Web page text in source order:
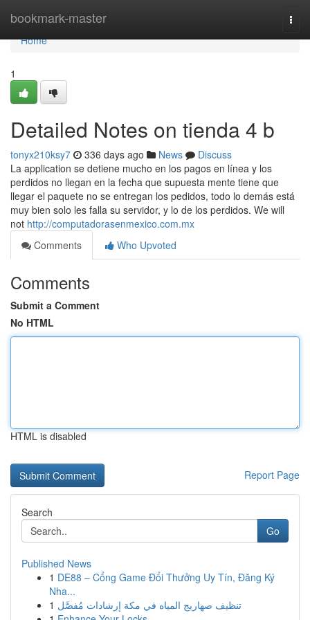
bookmark-master
Home
Home
1
Detailed Notes on tienda 4 b
tonyx210ksy7 336 days ago News
Discuss
La application se detiene mucho en los pagos en línea y los
perdidos no llegan en la fecha que supuesta mente tiene que
llegar el paquete no se entregan los pedidos, todo lo demás está
muy bien solo les falla su servidor, y lo de los perdidos. We will
not http://computadorasenmexico.com.mx
Comments
Who Upvoted
Comments
Submit a Comment
No HTML
HTML is disabled
Report Page
Search
Go
Published News
1 DE88 – Cổng Game Đổi Thưởng Uy Tín, Đăng Ký
Nha...
1 تنظيف صهاريج المياه في مكة إرشادات مُفصَّل